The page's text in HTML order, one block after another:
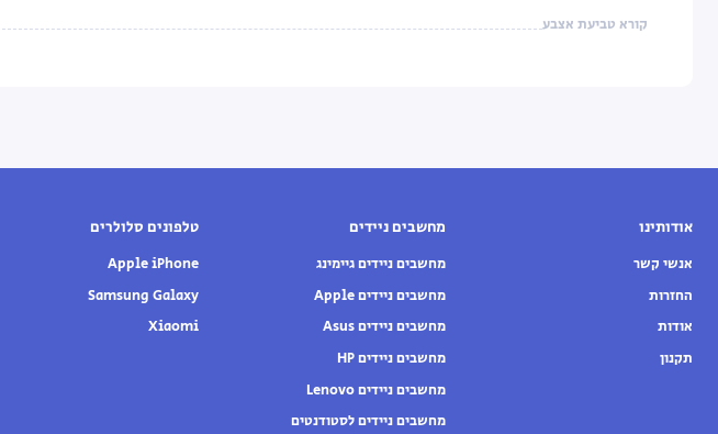
קורא טביעת אצבע
אודותינו
אנשי קשר
החזרות
אודות
תקנון
מחשבים ניידים
מחשבים ניידים גיימינג
מחשבים ניידים Apple
מחשבים ניידים Asus
מחשבים ניידים HP
מחשבים ניידים Lenovo
מחשבים ניידים לסטודנטים
טלפונים סלולרים
Apple iPhone
Samsung Galaxy
Xiaomi